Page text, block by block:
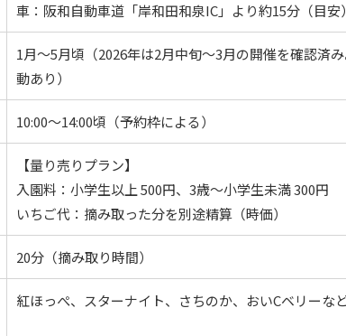
車：阪和自動車道「岸和田和泉IC」より約15分（目安）
1月～5月頃（2026年は2月中旬～3月の開催を確認済
動あり）
10:00～14:00頃（予約枠による）
【量り売りプラン】
入園料：小学生以上 500円、3歳～小学生未満 300円
いちご代：摘み取った分を別途精算（時価）
20分（摘み取り時間）
紅ほっぺ、スターナイト、さちのか、おいCベリーな